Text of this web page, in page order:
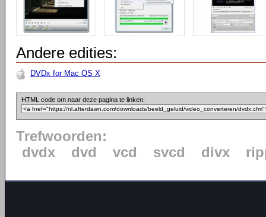
Andere edities:
DVDx for Mac OS X
HTML code om naar deze pagina te linken:
Trefwoorden:
dvdx
dvd vcd svcd divx